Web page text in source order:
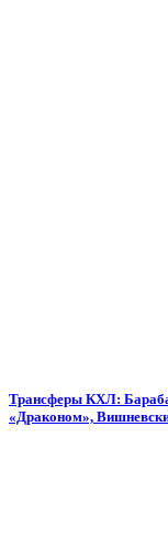
Трансферы КХЛ:
«Драконом»,